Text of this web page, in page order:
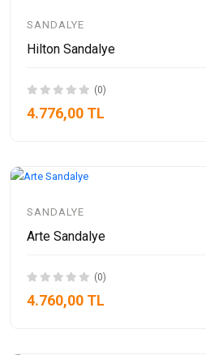
SANDALYE
Hilton Sandalye
(0)
4.776,00 TL
SANDALYE
Arte Sandalye
(0)
4.760,00 TL